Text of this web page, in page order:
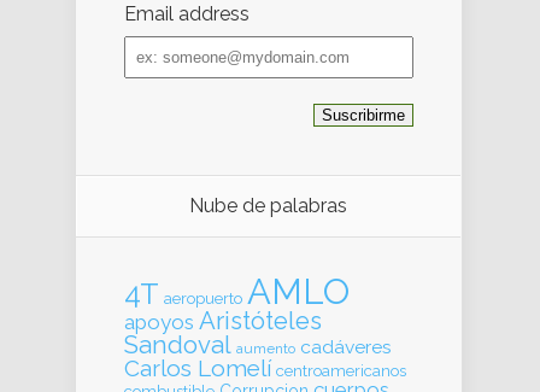
Email address
Email
address
Nube de palabras
4T aeropuerto AMLO
apoyos Aristóteles
Sandoval aumento cadáveres
Carlos Lomelí centroamericanos